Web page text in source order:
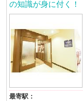
の知識が身に付く！
最寄駅：